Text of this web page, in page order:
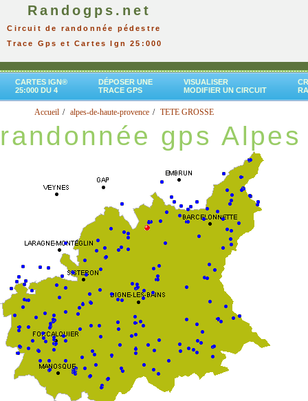
Randogps.net
Circuit de randonnée pédestre
Trace Gps et Cartes Ign 25:000
CARTES IGN®
25:000 DU 4
DÉPOSER UNE
TRACE GPS
VISUALISER
MODIFIER UN CIRCUIT
Accueil alpes-de-haute-provence TETE GROSSE
randonnée gps